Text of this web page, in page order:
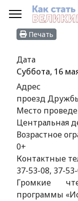
Печать
Дата
Суббота, 16
Адрес
проезд
Место
Центральная
Возрастное
0+
Контактные
37-53-08, 37-
Громкие
программы